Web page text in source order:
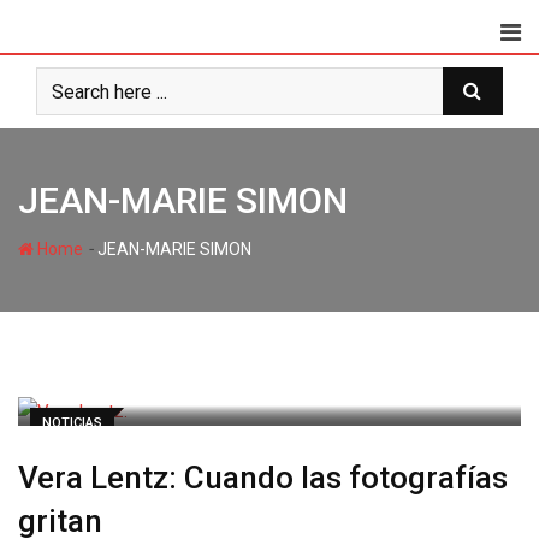
JEAN-MARIE SIMON
Home - JEAN-MARIE SIMON
NOTICIAS
Vera Lentz: Cuando las fotografías
gritan